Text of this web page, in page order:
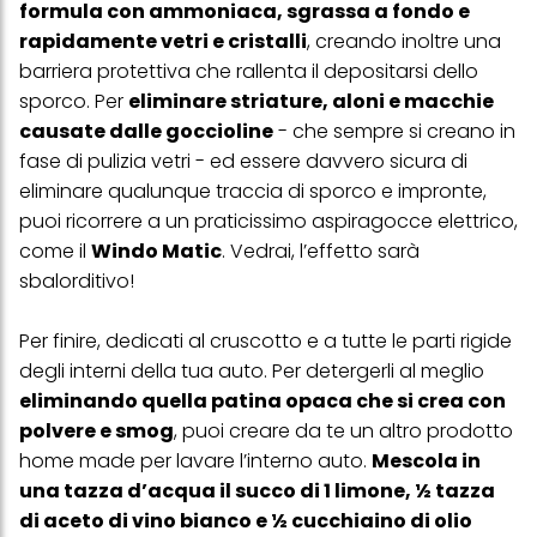
formula con ammoniaca, sgrassa a fondo e
rapidamente vetri e cristalli, creando inoltre una
barriera protettiva che rallenta il depositarsi dello
sporco. Per eliminare striature, aloni e macchie
causate dalle goccioline- che sempre si creano in
fase di pulizia vetri - ed essere davvero sicura di
eliminare qualunque traccia di sporco e impronte,
puoi ricorrere a un praticissimo aspiragocce elettrico,
come il Windo Matic. Vedrai, l’effetto sarà
sbalorditivo!
Per finire, dedicati al cruscotto e a tutte le parti rigide
degli interni della tua auto. Per detergerli al meglio
eliminando quella patina opaca che si crea con
polvere e smog, puoi creare da te un altro prodotto
home made per lavare l’interno auto. Mescola in
una tazza d’acqua il succo di 1 limone, ½ tazza
di aceto di vino bianco e ½ cucchiaino di olio
(basati, ad esempio, sui tuoi interessi identificati) su questo sito
web e altri media (di terzi) tramite i dispositivi assegnati a te o
alla tua famiglia, nonché per misurare e ottimizzare il successo
delle campagne pubblicitarie.
Puoi trovare maggiori informazioni sul trattamento dei tuoi dati
nella nostra Informativa sulla protezione dei dati collegata nel piè
di pagina (Sezione "Cookie, Pixel, Impronte digitali e tecnologie
simili"). Puoi revocare il tuo consenso in qualsiasi momento con
effetto per il futuro disabilitando i cookie sul nostro sito web nella
sezione "Impostazioni cookie" collegata nel piè di pagina. Per
ulteriori informazioni sui cookie utilizzati su questo sito Web, in
particolare sul loro periodo di conservazione, consultare le
informazioni dettagliate su ciascun cookie disponibili facendo
clic su "modifica" di seguito".
Se fai clic su "Modifica" potrai trovare maggiori informazioni sul
trattamento dei tuoi dati / sull'uso dei cookie e consentirli per uno o
più degli scopi sopra menzionati. Cliccando su "Accetta tutto",
acconsenti all'uso dei cookie e al trattamento dei tuoi dati
personali per tutte le finalità sopra indicate. Se fai clic su "Rifiuta",
verranno utilizzati solo i cookie tecnicamente necessari per fornirti
questo sito web.